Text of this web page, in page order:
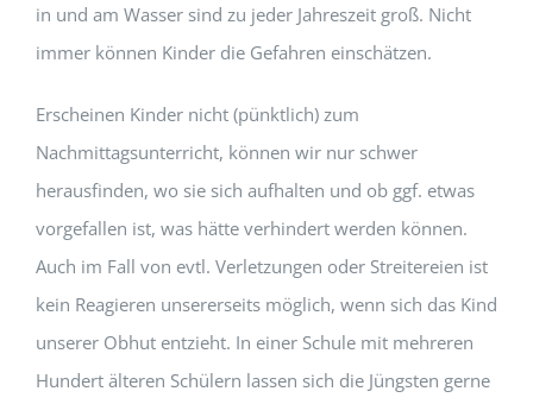
in und am Wasser sind zu jeder Jahreszeit groß. Nicht
immer können Kinder die Gefahren einschätzen.
Erscheinen Kinder nicht (pünktlich) zum
Nachmittagsunterricht, können wir nur schwer
herausfinden, wo sie sich aufhalten und ob ggf. etwas
vorgefallen ist, was hätte verhindert werden können.
Auch im Fall von evtl. Verletzungen oder Streitereien ist
kein Reagieren unsererseits möglich, wenn sich das Kind
unserer Obhut entzieht. In einer Schule mit mehreren
Hundert älteren Schülern lassen sich die Jüngsten gerne